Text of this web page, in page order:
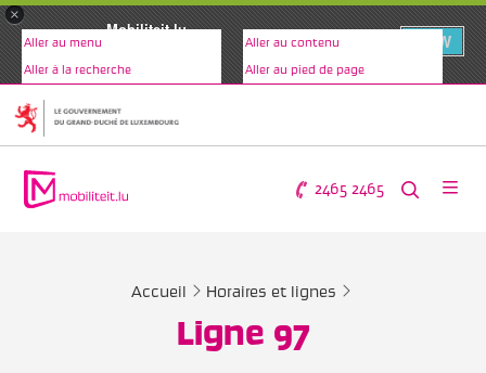
×
Mobiliteit.lu
VIEW
Aller au menu Aller au contenu
Aller à la recherche Aller au pied de page
2465 2465
Accueil Horaires et lignes
Ligne 97